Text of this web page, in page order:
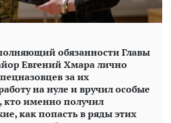
обязанности Главы
Евгений Хмара лично
за их
на нуле и вручил особые
кто именно получил
как попасть в ряды этих